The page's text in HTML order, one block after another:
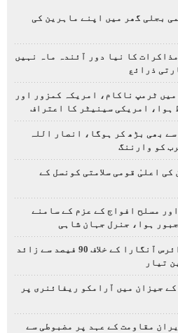
بجلی گھر میں اپنے ماہرین کی
کا نیا دور آئندہ ماہ نہیں
ذرائع
میں ٹرمپ ناکام، امریکہ کمزور اور
ہوا، امریکی سینیٹر کا اعتراف
سے بھی بڑھ کر ہوگا، انصار اللہ
کو وارننگ
کی اعلیٰ قومی سلامتی کونسل کے
مسلح افواج کے عزم کے سامنے
ہوا، جنرل جہان شاہی
ایران، پولٹری وائرس آنگارا کے خلاف 90 فیصد سے زائد
تیار
جیزان میں آرامکو ریفائنری پر
مقاومت کے عہد پر مضبوطی سے